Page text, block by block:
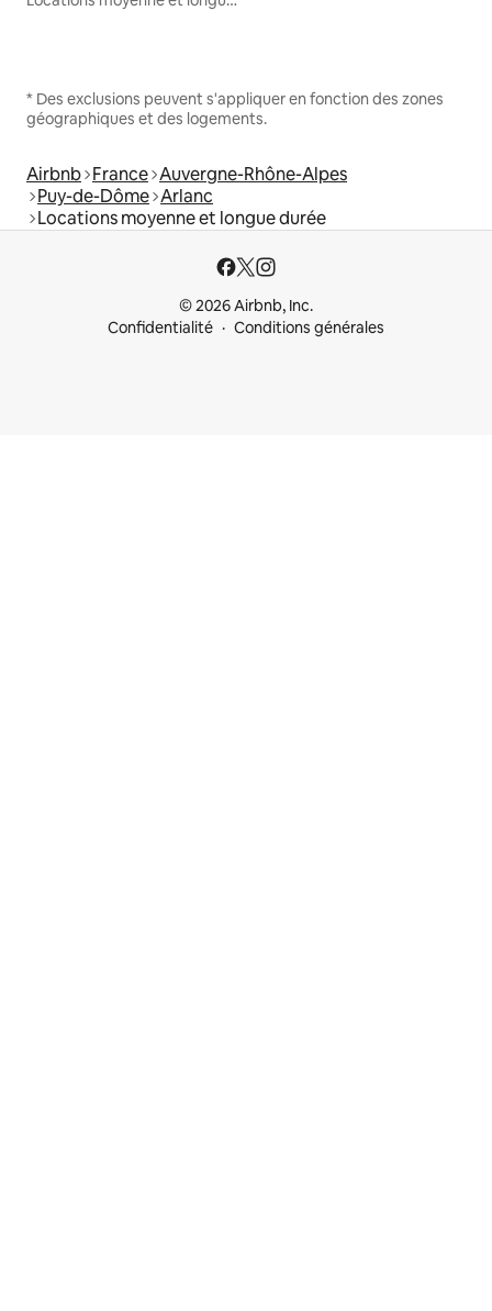
* Des exclusions peuvent s'appliquer en fonction des zones
géographiques et des logements.
Airbnb France Auvergne-Rhône-Alpes
Puy-de-Dôme Arlanc
Locations moyenne et longue durée
© 2026 Airbnb, Inc.
Confidentialité
Conditions générales